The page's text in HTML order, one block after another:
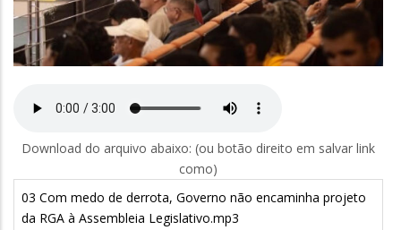
Download do arquivo abaixo: (ou botão direito em salvar link
como)
03 Com medo de derrota, Governo não encaminha projeto
da RGA à Assembleia Legislativo.mp3